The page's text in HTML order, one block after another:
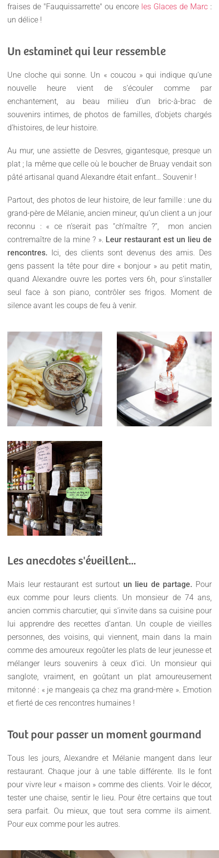
fraises de "Fauquissarrette" ou encore les Glaces de Marc :
un délice !
Un estaminet qui leur ressemble
Une cloche qui sonne. Un « coucou » qui indique qu’une
nouvelle heure vient de s’écouler comme par
enchantement, au beau milieu d’un bric-à-brac de
souvenirs intimes, de photos de familles, d’objets chargés
d’histoires, de leur histoire.
Au mur, une assiette de Desvres, gigantesque, presque un
plat ; la même que celle où le boucher de Bruay vendait son
pâté artisanal quand Alexandre était enfant… Souvenir !
Partout, des photos de leur histoire, de leur famille : une du
grand-père de Mélanie, ancien mineur, qu’un client a un jour
reconnu : « ce n’serait pas “ch’maître ?”, mon ancien
contremaître de la mine ? ». Leur restaurant est un lieu de
rencontres. Ici, des clients sont devenus des amis. Des
gens passent la tête pour dire « bonjour » au petit matin,
quand Alexandre ouvre les portes vers 6h, pour s’installer
seul face à son piano, contrôler ses frigos. Moment de
silence avant les coups de feu à venir.
Les anecdotes s'éveillent...
Mais leur restaurant est surtout un lieu de partage. Pour
eux comme pour leurs clients. Un monsieur de 74 ans,
ancien commis charcutier, qui s’invite dans sa cuisine pour
lui apprendre des recettes d’antan. Un couple de vieilles
personnes, des voisins, qui viennent, main dans la main
comme des amoureux regoûter les plats de leur jeunesse et
mélanger leurs souvenirs à ceux d’ici. Un monsieur qui
sanglote, vraiment, en goûtant un plat amoureusement
mitonné : « je mangeais ça chez ma grand-mère ». Emotion
et fierté de ces rencontres humaines !
Tout pour passer un moment gourmand
Tous les jours, Alexandre et Mélanie mangent dans leur
restaurant. Chaque jour à une table différente. Ils le font
pour vivre leur « maison » comme des clients. Voir le décor,
tester une chaise, sentir le lieu. Pour être certains que tout
sera parfait. Ou mieux, que tout sera comme ils aiment.
Pour eux comme pour les autres.